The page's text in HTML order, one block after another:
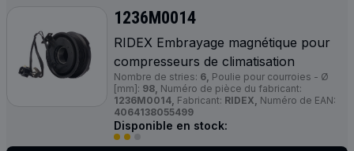
1236M0014
RIDEX Embrayage magnétique pour
compresseurs de climatisation
Nombre de stries: 6, Poulie pour courroies - Ø
[mm]: 98, Numéro de pièce du fabricant:
1236M0014, Fabricant: RIDEX, Numéro de EAN:
4064138055499
Disponible en stock: